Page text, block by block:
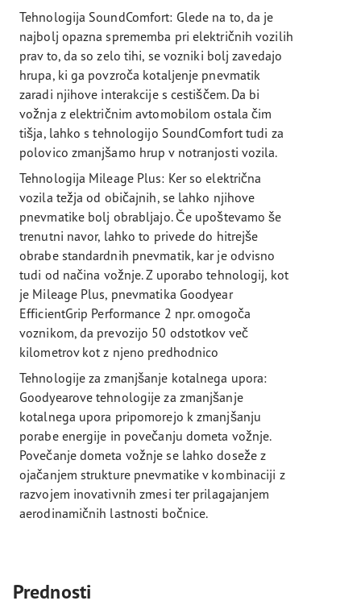
Tehnologija SoundComfort: Glede na to, da je
najbolj opazna sprememba pri električnih vozilih
prav to, da so zelo tihi, se vozniki bolj zavedajo
hrupa, ki ga povzroča kotaljenje pnevmatik
zaradi njihove interakcije s cestiščem. Da bi
vožnja z električnim avtomobilom ostala čim
tišja, lahko s tehnologijo SoundComfort tudi za
polovico zmanjšamo hrup v notranjosti vozila.
Tehnologija Mileage Plus: Ker so električna
vozila težja od običajnih, se lahko njihove
pnevmatike bolj obrabljajo. Če upoštevamo še
trenutni navor, lahko to privede do hitrejše
obrabe standardnih pnevmatik, kar je odvisno
tudi od načina vožnje. Z uporabo tehnologij, kot
je Mileage Plus, pnevmatika Goodyear
EfficientGrip Performance 2 npr. omogoča
voznikom, da prevozijo 50 odstotkov več
kilometrov kot z njeno predhodnico
Tehnologije za zmanjšanje kotalnega upora:
Goodyearove tehnologije za zmanjšanje
kotalnega upora pripomorejo k zmanjšanju
porabe energije in povečanju dometa vožnje.
Povečanje dometa vožnje se lahko doseže z
ojačanjem strukture pnevmatike v kombinaciji z
razvojem inovativnih zmesi ter prilagajanjem
aerodinamičnih lastnosti bočnice.
Prednosti